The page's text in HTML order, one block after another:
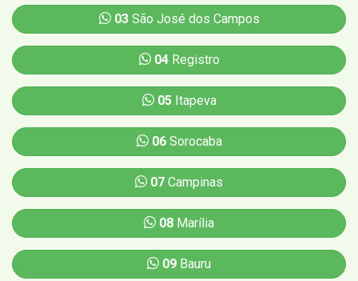
03São José dos Campos
04Registro
05Itapeva
06Sorocaba
07 Campinas
08 Marília
09 Bauru